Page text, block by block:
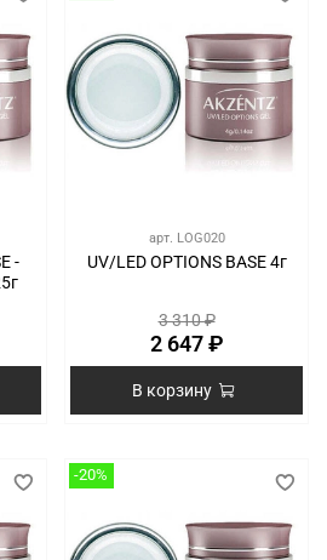
-
арт. LOG020
UV/LED OPTIONS BASE 4г
3 310 ₽
2 647 ₽
В корзину
-20%